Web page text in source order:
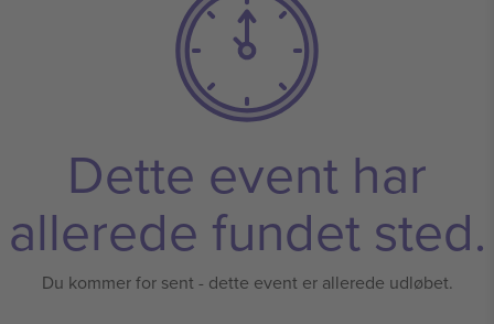
Dette event har
allerede fundet sted.
Du kommer for sent - dette event er allerede udløbet.